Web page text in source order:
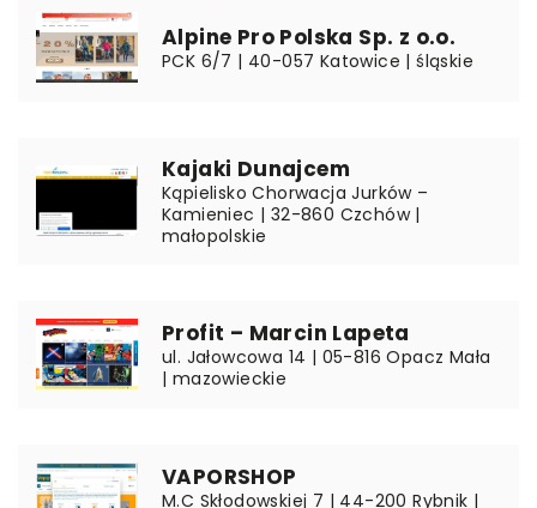
Alpine Pro Polska Sp. z o.o.
PCK 6/7 | 40-057 Katowice | śląskie
Kajaki Dunajcem
Kąpielisko Chorwacja Jurków –
Kamieniec | 32-860 Czchów |
małopolskie
Profit – Marcin Lapeta
ul. Jałowcowa 14 | 05-816 Opacz Mała
| mazowieckie
VAPORSHOP
M.C Skłodowskiej 7 | 44-200 Rybnik |